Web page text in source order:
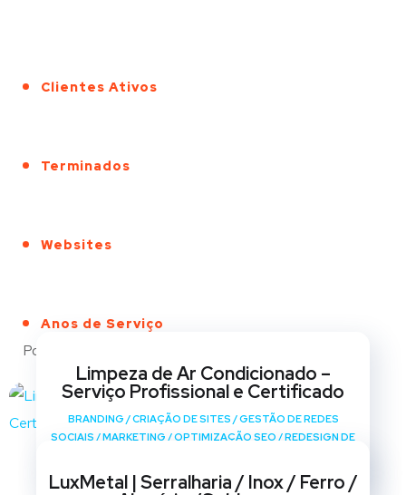
Clientes Ativos
Terminados
Websites
Anos de Serviço
Portfólio
Limpeza de Ar Condicionado –
Serviço Profissional e Certificado
BRANDING /CRIAÇÃO DE SITES /GESTÃO DE REDES
SOCIAIS /MARKETING /OPTIMIZAÇÃO SEO /REDESIGN DE
LuxMetal | Serralharia / Inox / Ferro /